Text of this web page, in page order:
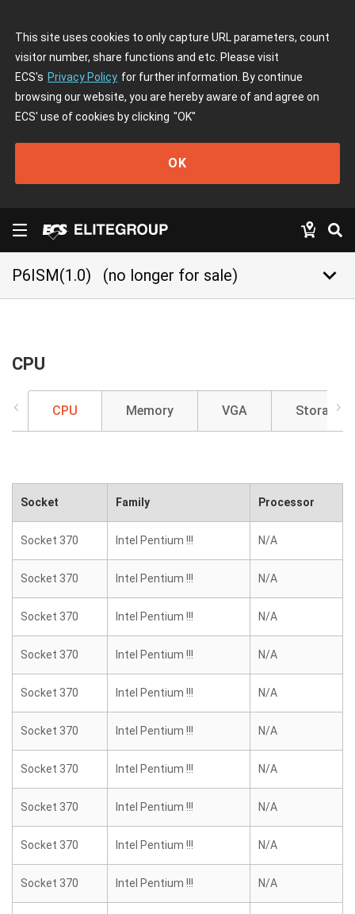
This site uses cookies to only capture URL parameters, count
visitor number, share functions and etc. Please visit
ECS's Privacy Policy for further information. By continue
browsing our website, you are hereby aware of and agree on
ECS' use of cookies by clicking "OK"
OK
P6ISM(1.0) (no longer for sale) keyboard_arrow_down
CPU
CPU Memory VGA Storage
Socket Family Processor
Socket 370 Intel Pentium !!! N/A
Socket 370 Intel Pentium !!! N/A
Socket 370 Intel Pentium !!! N/A
Socket 370 Intel Pentium !!! N/A
Socket 370 Intel Pentium !!! N/A
Socket 370 Intel Pentium !!! N/A
Socket 370 Intel Pentium !!! N/A
Socket 370 Intel Pentium !!! N/A
Socket 370 Intel Pentium !!! N/A
Socket 370 Intel Pentium !!! N/A